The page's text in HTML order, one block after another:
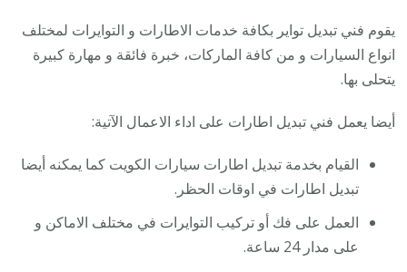
يقوم فني تبديل تواير بكافة خدمات الاطارات و التوايرات لمختلف
انواع السيارات و من كافة الماركات، خبرة فائقة و مهارة كبيرة
يتحلى بها.
أيضا يعمل فني تبديل اطارات على اداء الاعمال الآتية:
القيام بخدمة تبديل اطارات سيارات الكويت كما يمكنه أيضا
تبديل اطارات في اوقات الحظر.
العمل على فك أو تركيب التوايرات في مختلف الاماكن و
على مدار 24 ساعة.